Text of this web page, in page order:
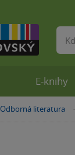
»
Odborná literatura
E-knihy